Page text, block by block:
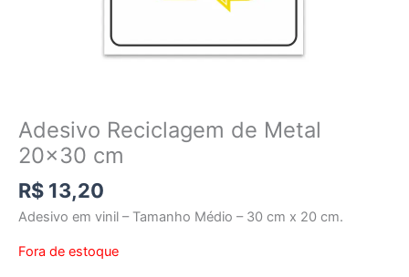
Adesivo Reciclagem de Metal
20×30 cm
R$ 13,20
Adesivo em vinil – Tamanho Médio – 30 cm x 20 cm.
Fora de estoque